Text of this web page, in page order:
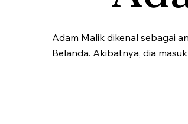
Adam Malik dikenal sebagai
Belanda. Akibatnya, dia